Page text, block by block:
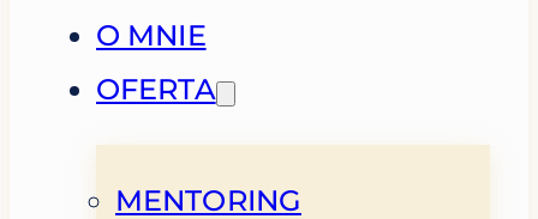
O MNIE
OFERTA
MENTORING